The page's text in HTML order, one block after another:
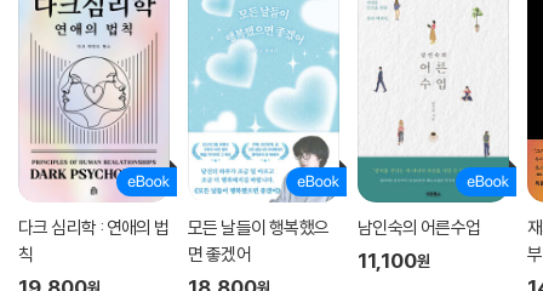
시작했습니다, 제로웨이스트 비건
“야, 이렇게 계속 인간 수명이 늘어나면 우리 300살까지 사는 거 아니
“그런데 지구 온난화 때문에 그 전에 죽게 될걸?”
“어! 맞다. 그러겠네.”
이런 대화가 아이들 사이에서 아무렇지 않게 오가는 이상한 세상 속에서
절망보다는 희망을 가르치는 선생님이 되고 싶어서 ‘우리 반 플라스틱 방
앗간 챌린지’를 통해 30명의 아이들과 한 달간 1,000개의 병뚜껑을 모아
다크 심리학 : 연애의 법
칙
모든 날들이 행복했으
면 좋겠어
남인숙의 어른수업
11,100원
들